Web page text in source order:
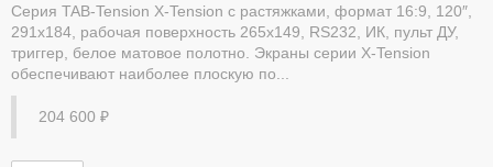
Серия TAB-Tension X-Tension с растяжками, формат 16:9, 120″,
291x184, рабочая поверхность 265x149, RS232, ИК, пульт ДУ,
триггер, белое матовое полотно. Экраны серии X-Tension
обеспечивают наиболее плоскую по...
204 600 ₽